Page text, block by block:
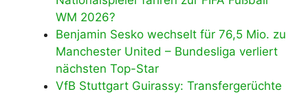
WM 2026?
Benjamin Sesko wechselt für 76,5 Mio. zu
Manchester United – Bundesliga verliert
nächsten Top-Star
VfB Stuttgart Guirassy: Transfergerüchte